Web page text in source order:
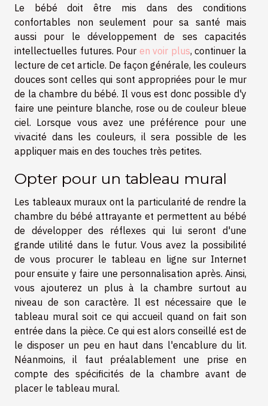
Le bébé doit être mis dans des conditions
confortables non seulement pour sa santé mais
aussi pour le développement de ses capacités
intellectuelles futures. Pour en voir plus, continuer la
lecture de cet article. De façon générale, les couleurs
douces sont celles qui sont appropriées pour le mur
de la chambre du bébé. Il vous est donc possible d'y
faire une peinture blanche, rose ou de couleur bleue
ciel. Lorsque vous avez une préférence pour une
vivacité dans les couleurs, il sera possible de les
appliquer mais en des touches très petites.
Opter pour un tableau mural
Les tableaux muraux ont la particularité de rendre la
chambre du bébé attrayante et permettent au bébé
de développer des réflexes qui lui seront d'une
grande utilité dans le futur. Vous avez la possibilité
de vous procurer le tableau en ligne sur Internet
pour ensuite y faire une personnalisation après. Ainsi,
vous ajouterez un plus à la chambre surtout au
niveau de son caractère. Il est nécessaire que le
tableau mural soit ce qui accueil quand on fait son
entrée dans la pièce. Ce qui est alors conseillé est de
le disposer un peu en haut dans l'encablure du lit.
Néanmoins, il faut préalablement une prise en
compte des spécificités de la chambre avant de
placer le tableau mural.